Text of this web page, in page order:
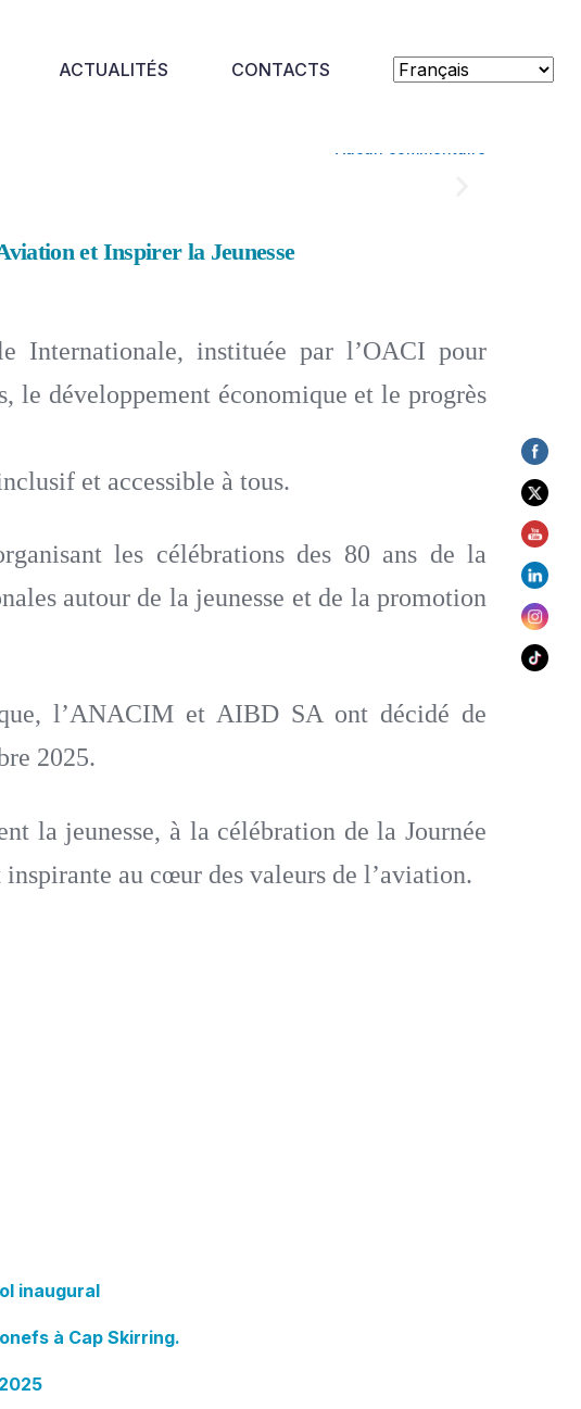
ACTUALITÉS CONTACTS
et Inspirer la Jeunesse
Internationale, instituée par l’OACI pour
le développement économique et le progrès
et accessible à tous.
les célébrations des 80 ans de la
autour de la jeunesse et de la promotion
l’ANACIM et AIBD SA ont décidé de
2025.
la jeunesse, à la célébration de la Journée
au cœur des valeurs de l’aviation.
inaugural
à Cap Skirring.